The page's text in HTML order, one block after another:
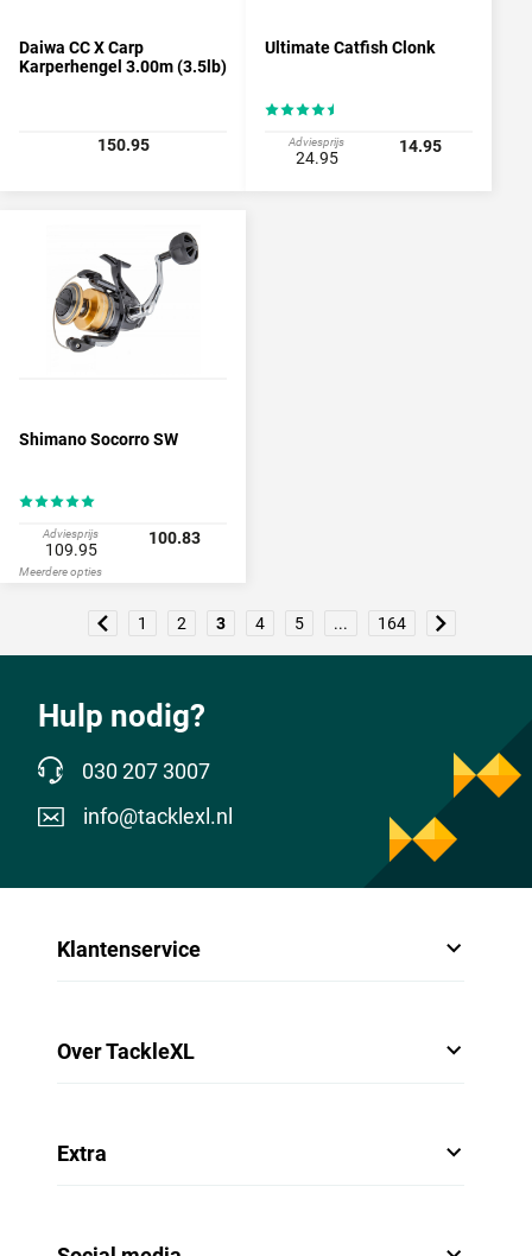
Daiwa CC X Carp
Karperhengel 3.00m (3.5lb)
150.95
Ultimate Catfish Clonk
Adviesprijs
24.95
14.95
Shimano Socorro SW
Adviesprijs
109.95
100.83
Meerdere opties
1 2 3 4 5 ... 164
Hulp nodig?
030 207 3007
info@tacklexl.nl
Klantenservice
Over TackleXL
Extra